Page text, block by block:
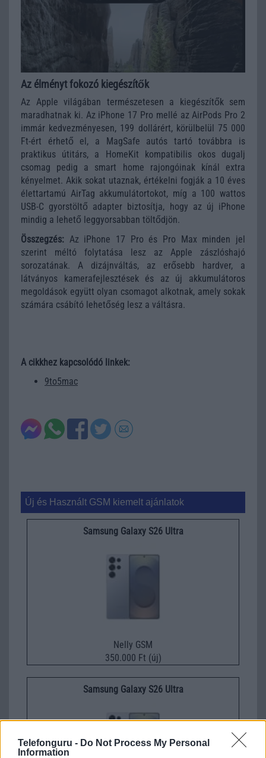
Telefonguru - Do Not Process My Personal
Information
Az élményt fokozó kiegészítők
Az Apple világában természetesen a kiegészítők sem
maradhatnak ki. Az iPhone 17 Pro mellé az AirPods Pro 2
immár kedvezményesen, 199 dollárért, körülbelül 75 000
Ft-ért érhető el, a MagSafe autós tartó továbbra is
praktikus útitárs, a HomeKit kompatibilis okos dugalj
csomag pedig a smart home rajongóinak kínál extra
kényelmet. Akik sokat utaznak, értékelni fogják a 10 éves
élettartamú AirTag akkumulátortokot, míg a 100 wattos
USB-C gyorstöltő adapter biztosítja, hogy az új iPhone
mindig a lehető leggyorsabban töltődjön.
Összegzés: Az iPhone 17 Pro és Pro Max minden jel
szerint méltó folytatása lesz az Apple zászlóshajó
sorozatának. A dizájnváltás, az erősebb hardver, a
látványos kamerafejlesztések és az új akkumulátoros
megoldások együtt olyan csomagot alkotnak, amely sokak
számára csábító lehetőség lesz a váltásra.
A cikkhez kapcsolódó linkek:
9to5mac
Új és Használt GSM kiemelt ajánlatok
Samsung Galaxy S26 Ultra
Nelly GSM
350.000 Ft (új)
Samsung Galaxy S26 Ultra